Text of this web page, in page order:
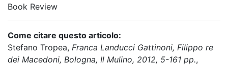
Book Review
Come citare questo articolo:
Stefano Tropea, Franca Landucci Gattinoni, Filippo re
dei Macedoni, Bologna, Il Mulino, 2012, 5-161 pp.,